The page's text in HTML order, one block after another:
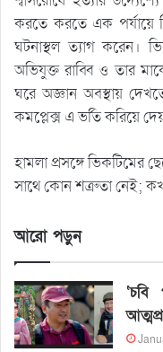
করতে করতে এক পর্যায়ে
ঘটনাস্থল ত্যাগ করেন।
অভিযুক্ত রাব্বি ও তার
ঘরে অজ্ঞান অবস্থায়
কমপ্লেক্স এ ভর্তি করিয়ে
হামলা প্রসঙ্গে ভিকটিমের
সাথে কোন শত্রুতা নেই;
আরো পড়ুন